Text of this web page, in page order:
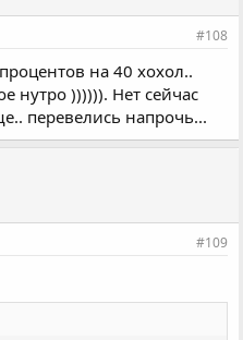
#108
на 40 хохол..
нутро )))))). Нет сейчас
перевелись напрочь...
#109